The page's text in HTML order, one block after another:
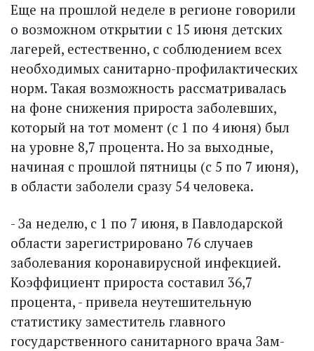
Еще на прошлой неделе в регионе говорили
о возможном открытии с 15 июня детских
лагерей, естественно, с соблюдением всех
необходимых санитарно-профилактических
норм. Такая возможность рассматривалась
на фоне снижения прироста заболевших,
который на тот момент (с 1 по 4 июня) был
на уровне 8,7 процента. Но за выходные,
начиная с прошлой пятницы (с 5 по 7 июня),
в области заболели сразу 54 человека.
- За неделю, с 1 по 7 июня, в Павлодарской
области зарегистрировано 76 случаев
заболевания коронавирусной инфекцией.
Коэффициент прироста составил 36,7
процента, - привела неутешительную
статистику заместитель главного
государственного санитарного врача Зам­